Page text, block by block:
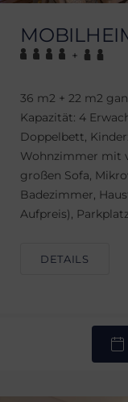
+
36 m2 + 22 m2
Kapazität: 4
Doppelbett,
Wohnzimmer mit
großen Sofa,
Badezimmer,
Aufpreis),
DETAILS